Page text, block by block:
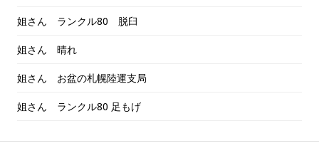
姐さん ランクル80 脱臼
姐さん 晴れ
姐さん お盆の札幌陸運支局
姐さん ランクル80 足もげ